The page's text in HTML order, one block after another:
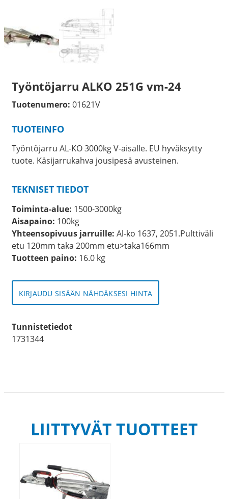
Työntöjarru ALKO 251G vm-24
Tuotenumero: 01621V
TUOTEINFO
Työntöjarru AL-KO 3000kg V-aisalle. EU hyväksytty
tuote. Käsijarrukahva jousipesä avusteinen.
TEKNISET TIEDOT
Toiminta-alue: 1500-3000kg
Aisapaino: 100kg
Yhteensopivuus jarruille: Al-ko 1637, 2051.Pulttiväli
etu 120mm taka 200mm etu>taka166mm
Tuotteen paino: 16.0 kg
KIRJAUDU SISÄÄN NÄHDÄKSESI HINTA
Tunnistetiedot
1731344
LIITTYVÄT TUOTTEET